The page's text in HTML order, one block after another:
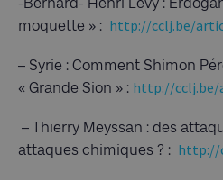
moquette » : http://cclj.be/
– Syrie : Comment Shimon
« Grande Sion » : http://cclj.be/
– Thierry Meyssan : des
attaques chimiques ? : http://